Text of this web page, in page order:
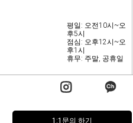
평일: 오전10시~오
후5시
점심: 오후12시~오
후1시
휴무: 주말, 공휴일
1:1문의 하기